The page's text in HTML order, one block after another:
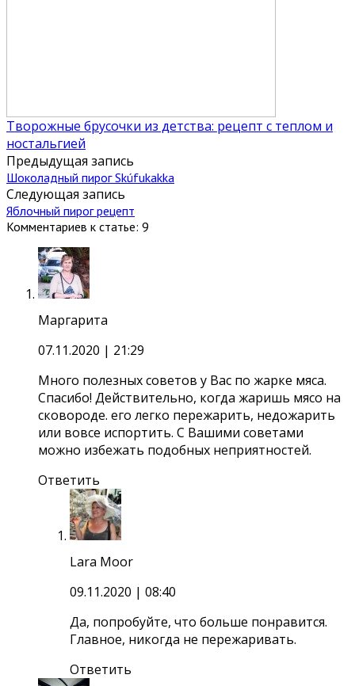
Творожные брусочки из детства: рецепт с теплом и
ностальгией
Предыдущая запись
Шоколадный пирог Skúfukakka
Следующая запись
Яблочный пирог рецепт
Комментариев к статье: 9
Маргарита
07.11.2020 | 21:29
Много полезных советов у Вас по жарке мяса.
Спасибо! Действительно, когда жаришь мясо на
сковороде. его легко пережарить, недожарить
или вовсе испортить. С Вашими советами
можно избежать подобных неприятностей.
Ответить
Lara Moor
09.11.2020 | 08:40
Да, попробуйте, что больше понравится.
Главное, никогда не пережаривать.
Ответить